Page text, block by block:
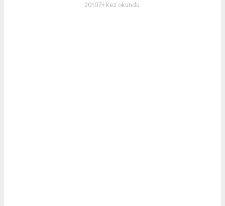
20107+ kez okundu.